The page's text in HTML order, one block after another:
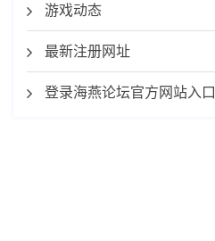
游戏动态
最新注册网址
登录海燕论坛官方网站入口